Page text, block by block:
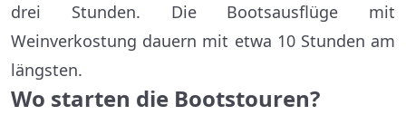
drei Stunden. Die Bootsausflüge mit
Weinverkostung dauern mit etwa 10 Stunden am
längsten.
Wo starten die Bootstouren?